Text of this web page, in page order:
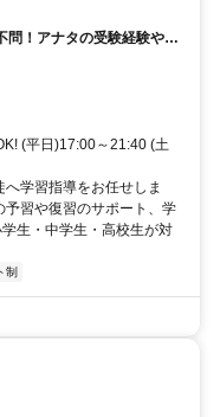
問！アナタの受験経験や体
(平日)17:00～21:40 (土
学習指導をお任せしま
習や復習のサポート、学
生・中学生・高校生が対
制